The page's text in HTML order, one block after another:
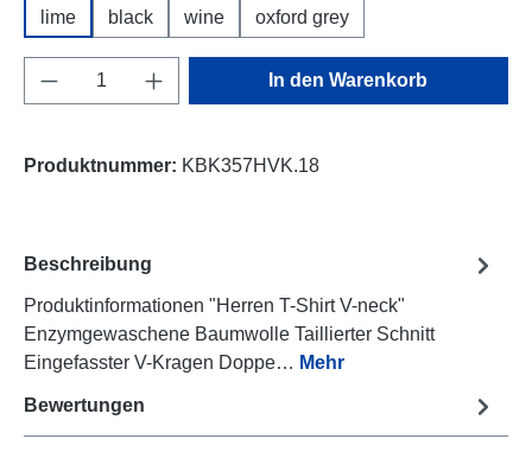
lime black wine oxford grey
Produkt Anzahl: Gib den gewünschten
In den Warenkorb
Produktnummer: KBK357HVK.18
Beschreibung
Produktinformationen "Herren T-Shirt V-neck"
Enzymgewaschene Baumwolle Taillierter Schnitt
Eingefasster V-Kragen Doppe… Mehr
Bewertungen